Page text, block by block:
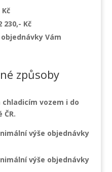
Kč
Vám
způsoby
vozem i do
výše objednávky
výše objednávky